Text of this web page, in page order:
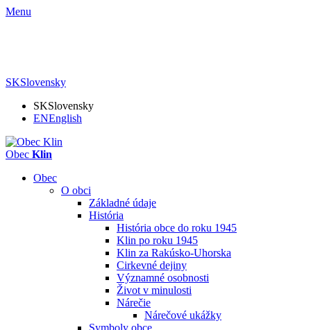
Menu
SKSlovensky
SKSlovensky
ENEnglish
Obec Klin
Obec
O obci
Základné údaje
História
História obce do roku 1945
Klin po roku 1945
Klin za Rakúsko-Uhorska
Cirkevné dejiny
Významné osobnosti
Život v minulosti
Nárečie
Nárečové ukážky
Symboly obce